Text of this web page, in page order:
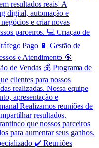
resultados reais! A
digital, automação e
e criar novas
parceiros. 💻 Criação de
Pago 📱 Gestão de
e Atendimento 🎯
de Vendas 💰 Programa de
clientes para nossos
realizadas. Nossa equipe
apresentação e
Realizamos reuniões de
resultados,
que nossos parceiros
para aumentar seus ganhos.
✔️ Reuniões